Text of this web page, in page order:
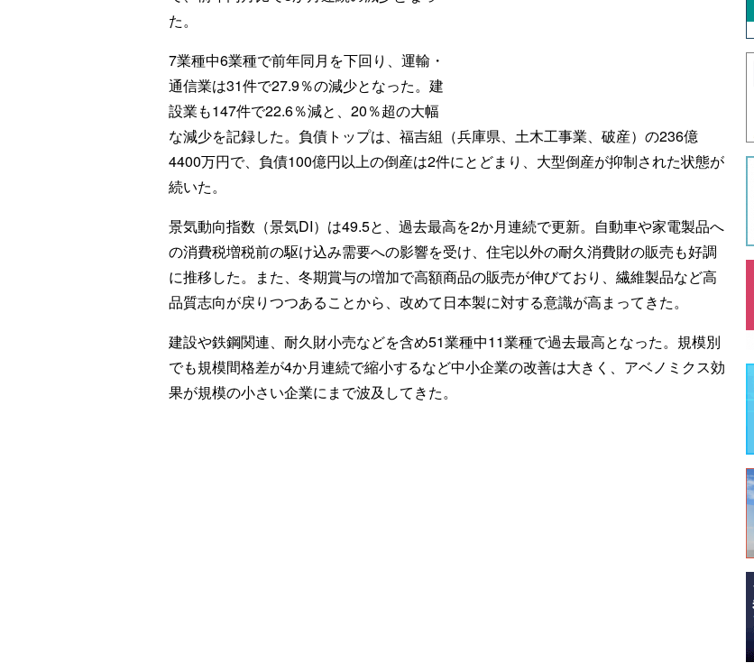
た。
7業種中6業種で前年同月を下回り、運輸・
通信業は31件で27.9％の減少となった。建
設業も147件で22.6％減と、20％超の大幅
な減少を記録した。負債トップは、福吉組（兵庫県、土木工事業、破産）の236億
4400万円で、負債100億円以上の倒産は2件にとどまり、大型倒産が抑制された状態が
続いた。
景気動向指数（景気DI）は49.5と、過去最高を2か月連続で更新。自動車や家電製品へ
の消費税増税前の駆け込み需要への影響を受け、住宅以外の耐久消費財の販売も好調
に推移した。また、冬期賞与の増加で高額商品の販売が伸びており、繊維製品など高
品質志向が戻りつつあることから、改めて日本製に対する意識が高まってきた。
建設や鉄鋼関連、耐久財小売などを含め51業種中11業種で過去最高となった。規模別
でも規模間格差が4か月連続で縮小するなど中小企業の改善は大きく、アベノミクス効
果が規模の小さい企業にまで波及してきた。